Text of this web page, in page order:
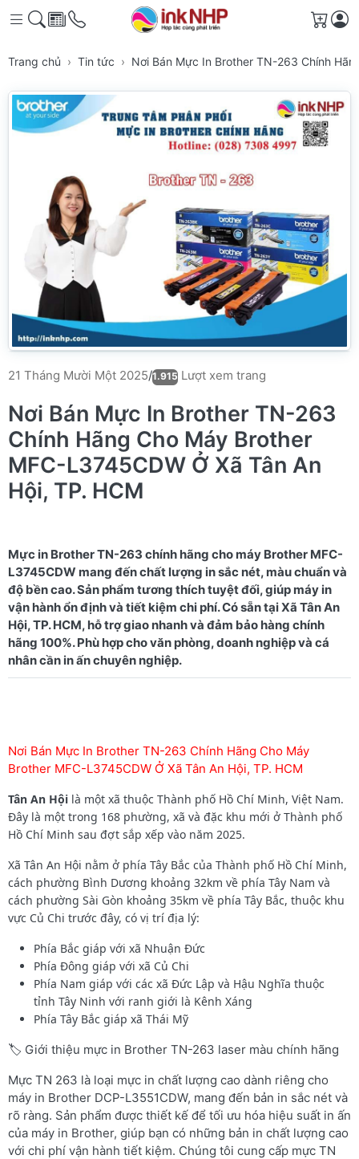
Giỏ
Trang chủ Tin tức Nơi Bán Mực In Brother TN-263 Chính
21 Tháng Mười Một 2025/1.915 Lượt xem trang
Nơi Bán Mực In Brother TN-263
Chính Hãng Cho Máy Brother
MFC-L3745CDW Ở Xã Tân An
Hội, TP. HCM
Mực in Brother TN-263 chính hãng cho máy Brother MFC-
L3745CDW mang đến chất lượng in sắc nét, màu chuẩn và
độ bền cao. Sản phẩm tương thích tuyệt đối, giúp máy in
vận hành ổn định và tiết kiệm chi phí. Có sẵn tại Xã Tân An
Hội, TP. HCM, hỗ trợ giao nhanh và đảm bảo hàng chính
hãng 100%. Phù hợp cho văn phòng, doanh nghiệp và cá
Nơi Bán Mực In Brother TN-263 Chính Hãng Cho Máy
Brother MFC-L3745CDW Ở Xã Tân An Hội, TP. HCM
Tân An Hội là một xã thuộc Thành phố Hồ Chí Minh, Việt Nam.
Đây là một trong 168 phường, xã và đặc khu mới ở Thành phố
Hồ Chí Minh sau đợt sắp xếp vào năm 2025.
Xã Tân An Hội nằm ở phía Tây Bắc của Thành phố Hồ Chí Minh,
cách phường Bình Dương khoảng 32km về phía Tây Nam và
cách phường Sài Gòn khoảng 35km về phía Tây Bắc, thuộc khu
vực Củ Chi trước đây, có vị trí địa lý:
Phía Bắc giáp với xã Nhuận Đức
Phía Đông giáp với xã Củ Chi
Phía Nam giáp với các xã Đức Lập và Hậu Nghĩa thuộc
tỉnh Tây Ninh với ranh giới là Kênh Xáng
Phía Tây Bắc giáp xã Thái Mỹ
🏷️ Giới thiệu mực in Brother TN-263 laser màu chính hãng
Mực TN 263 là loại mực in chất lượng cao dành riêng cho
máy in Brother DCP-L3551CDW, mang đến bản in sắc nét và
rõ ràng. Sản phẩm được thiết kế để tối ưu hóa hiệu suất in ấn
của máy in Brother, giúp bạn có những bản in chất lượng cao
với chi phí vận hành tiết kiệm. Chúng tôi cung cấp mực TN